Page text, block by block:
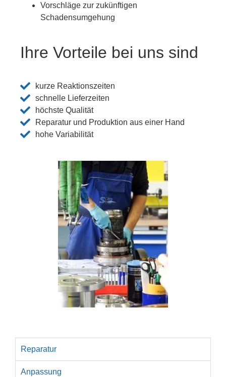
Vorschläge zur zukünftigen
Schadensumgehung
Ihre Vorteile bei uns sind
kurze Reaktionszeiten
schnelle Lieferzeiten
höchste Qualität
Reparatur und Produktion aus einer Hand
hohe Variabilität
Reparatur
Anpassung